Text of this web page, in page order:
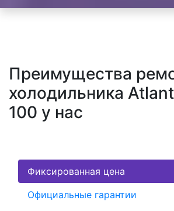
Преимущества
холодильника
100 у нас
Фиксированная цена
Официальные гарантии